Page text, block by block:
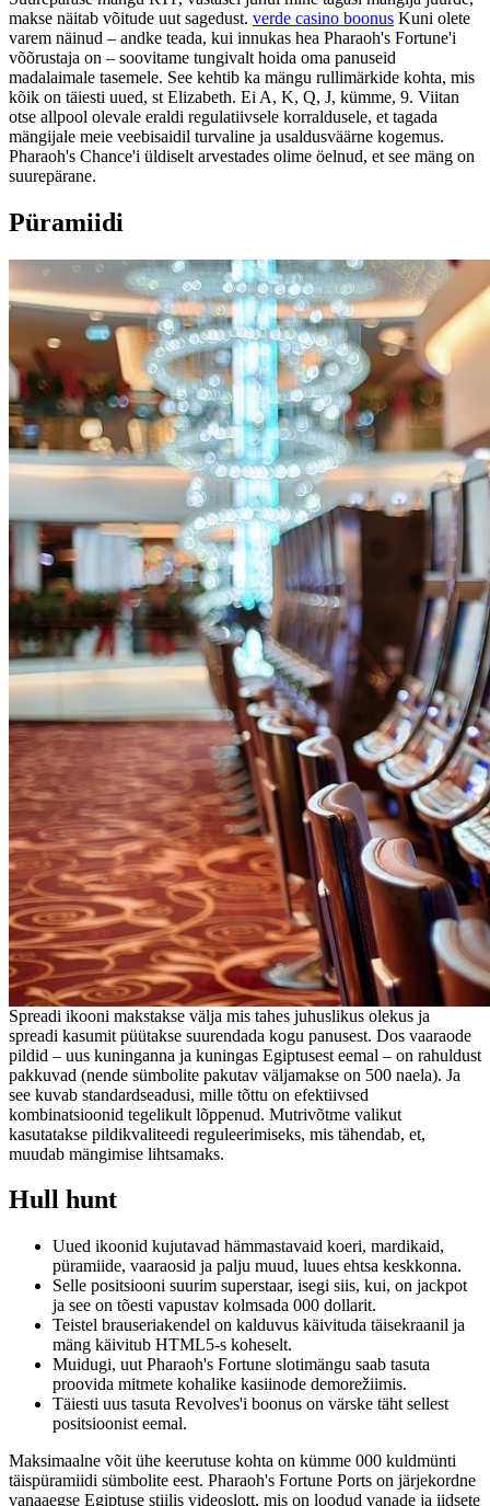
makse näitab võitude uut sagedust. verde casino boonus Kuni olete
varem näinud – andke teada, kui innukas hea Pharaoh's Fortune'i
võõrustaja on – soovitame tungivalt hoida oma panuseid
madalaimale tasemele. See kehtib ka mängu rullimärkide kohta, mis
kõik on täiesti uued, st Elizabeth. Ei A, K, Q, J, kümme, 9. Viitan
otse allpool olevale eraldi regulatiivsele korraldusele, et tagada
mängijale meie veebisaidil turvaline ja usaldusväärne kogemus.
Pharaoh's Chance'i üldiselt arvestades olime öelnud, et see mäng on
suurepärane.
Püramiidi
Spreadi ikooni makstakse välja mis tahes juhuslikus olekus ja
spreadi kasumit püütakse suurendada kogu panusest. Dos vaaraode
pildid – uus kuninganna ja kuningas Egiptusest eemal – on rahuldust
pakkuvad (nende sümbolite pakutav väljamakse on 500 naela). Ja
see kuvab standardseadusi, mille tõttu on efektiivsed
kombinatsioonid tegelikult lõppenud. Mutrivõtme valikut
kasutatakse pildikvaliteedi reguleerimiseks, mis tähendab, et,
muudab mängimise lihtsamaks.
Hull hunt
Uued ikoonid kujutavad hämmastavaid koeri, mardikaid,
püramiide, vaaraosid ja palju muud, luues ehtsa keskkonna.
Selle positsiooni suurim superstaar, isegi siis, kui, on jackpot
ja see on tõesti vapustav kolmsada 000 dollarit.
Teistel brauseriakendel on kalduvus käivituda täisekraanil ja
mäng käivitub HTML5-s koheselt.
Muidugi, uut Pharaoh's Fortune slotimängu saab tasuta
proovida mitmete kohalike kasiinode demorežiimis.
Täiesti uus tasuta Revolves'i boonus on värske täht sellest
positsioonist eemal.
Maksimaalne võit ühe keerutuse kohta on kümme 000 kuldmünti
täispüramiidi sümbolite eest. Pharaoh's Fortune Ports on järjekordne
vanaaegse Egiptuse stiilis videoslott, mis on loodud vanade ja iidsete